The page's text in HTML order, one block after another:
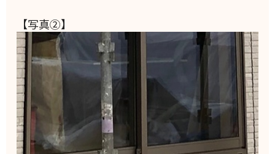
【写真②】